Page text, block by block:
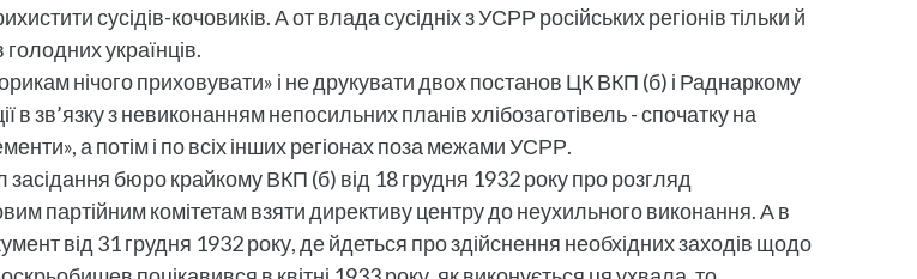
сусідів-кочовиків. А от влада сусідніх з УСРР російських регіонів тільки й
українців.
нічого приховувати» і не друкувати двох постанов ЦК ВКП (б) і Раднаркому
в зв’язку з невиконанням непосильних планів хлібозаготівель - спочатку на
а потім і по всіх інших регіонах поза межами УСРР.
бюро крайкому ВКП (б) від 18 грудня 1932 року про розгляд
партійним комітетам взяти директиву центру до неухильного виконання. А в
від 31 грудня 1932 року, де йдеться про здійснення необхідних заходів щодо